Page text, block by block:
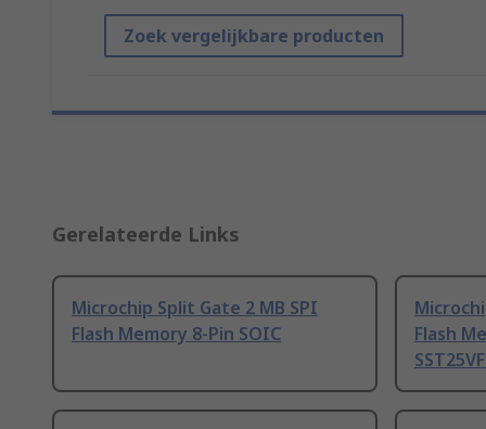
Zoek vergelijkbare producten
Gerelateerde Links
Microchip Split Gate 2 MB SPI
Flash Memory 8-Pin SOIC
Flash